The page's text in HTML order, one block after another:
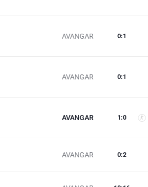
AVANGAR 0:1
AVANGAR 0:1
AVANGAR 1 :0
AVANGAR 0:2